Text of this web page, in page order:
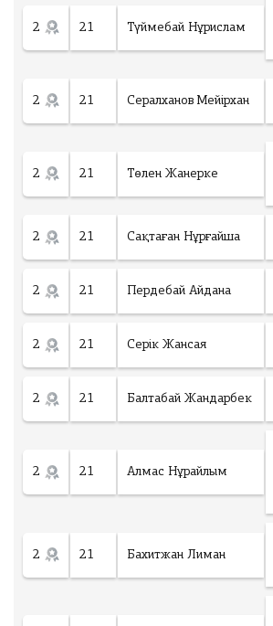
2 21 Түймебай Нұрислам
2 21 Сералханов Мейірхан
2 21 Төлен Жанерке
2 21 Сақтаған Нұрғайша
2 21 Пердебай Айдана
2 21 Серік Жансая
2 21 Балтабай Жандарбек
2 21 Алмас Нұрайлым
2 21 Бахитжан Лиман